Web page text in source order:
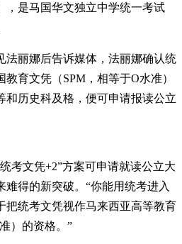
，是马国华文独立中学统一考试
法丽娜后告诉媒体，法丽娜确认统
育文凭（SPM，相等于O水准）
和历史科及格，便可申请报读公立
考文凭+2”方案可申请就读公立大
得的新突破。“你能用统考进入
把统考文凭视作马来西亚高等教育
）的资格。”